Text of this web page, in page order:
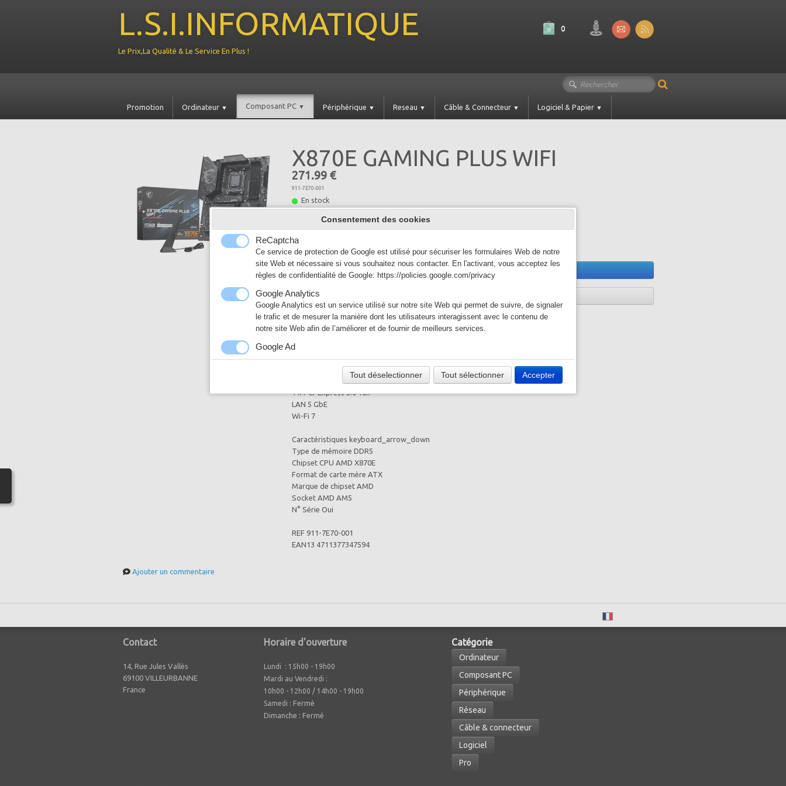
L.S.I.INFORMATIQUE
Le Prix,La Qualité & Le Service En Plus !
0
Promotion Ordinateur ▼ Composant PC ▼ Périphérique ▼ Reseau ▼ Câble & Connecteur ▼ Logiciel & Papier ▼
X870E GAMING PLUS WIFI
271.99 €
911-7E70-001
En stock
Ajouter
X870E
4 x DDR5
USB4 (40Gbps)
1 x PCI-Express 5.0 16x
LAN 5 GbE
Wi-Fi 7
Caractéristiques keyboard_arrow_down
Type de mémoire DDR5
Chipset CPU AMD X870E
Format de carte mère ATX
Marque de chipset AMD
Socket AMD AM5
N° Série Oui
REF 911-7E70-001
EAN13 4711377347594
Ajouter un commentaire
Contact
14, Rue Jules Vallès
69100 VILLEURBANNE
France
Horaire d'ouverture
Lundi : 15h00 - 19h00
Mardi au Vendredi :
10h00 - 12h00 / 14h00 - 19h00
Samedi : Fermé
Dimanche : Fermé
Catégorie
Ordinateur
Composant PC
Périphérique
Réseau
Câble & connecteur
Logiciel
Pro
Consentement des cookies
ReCaptcha
Ce service de protection de Google est utilisé pour sécuriser les formulaires Web de notre
site Web et nécessaire si vous souhaitez nous contacter. En l'activant, vous acceptez les
règles de confidentialité de Google: https://policies.google.com/privacy
Google Analytics
Google Analytics est un service utilisé sur notre site Web qui permet de suivre, de signaler
le trafic et de mesurer la manière dont les utilisateurs interagissent avec le contenu de
notre site Web afin de l’améliorer et de fournir de meilleurs services.
Google Ad
Notre site Web utilise Google Ads pour afficher du contenu publicitaire. En l'activant, vous
acceptez les règles de confidentialité de Google:
https://policies.google.com/technologies/ads?hl=fr
Tout déselectionner Tout sélectionner Accepter